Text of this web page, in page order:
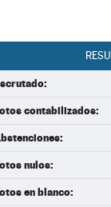
contabilizados:
nulos:
en blanco: